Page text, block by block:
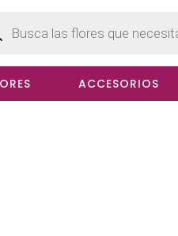
ACCESORIOS